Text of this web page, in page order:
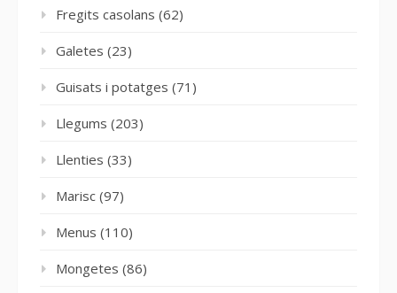
Fregits casolans (62)
Galetes (23)
Guisats i potatges (71)
Llegums (203)
Llenties (33)
Marisc (97)
Menus (110)
Mongetes (86)